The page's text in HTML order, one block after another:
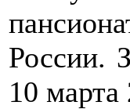
России.
10